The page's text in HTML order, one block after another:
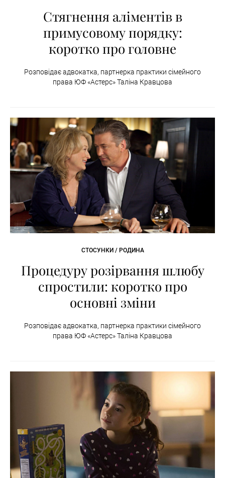
Стягнення аліментів в
примусовому порядку:
коротко про головне
Розповідає адвокатка, партнерка практики сімейного
права ЮФ «Астерс» Таліна Кравцова
СТОСУНКИ / РОДИНА
Процедуру розірвання шлюбу
спростили: коротко про
основні зміни
Розповідає адвокатка, партнерка практики сімейного
права ЮФ «Астерс» Таліна Кравцова